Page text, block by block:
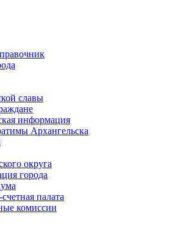
славы
информация
Архангельска
округа
города
палата
комиссии